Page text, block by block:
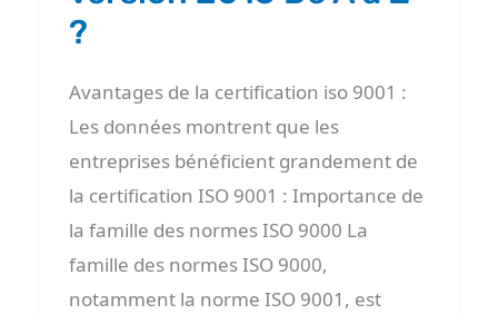
?
Avantages de la certification iso 9001 :
Les données montrent que les
entreprises bénéficient grandement de
la certification ISO 9001 : Importance de
la famille des normes ISO 9000 La
famille des normes ISO 9000,
notamment la norme ISO 9001, est
A
Z
?